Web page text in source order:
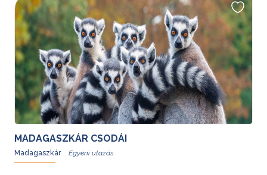
ide.
MADAGASZKÁR CSODÁI
Madagaszkár